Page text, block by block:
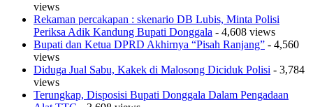
views
Rekaman percakapan : skenario DB Lubis, Minta Polisi
Periksa Adik Kandung Bupati Donggala - 4,608 views
Bupati dan Ketua DPRD Akhirnya “Pisah Ranjang” - 4,560
views
Diduga Jual Sabu, Kakek di Malosong Diciduk Polisi - 3,784
views
Terungkap, Disposisi Bupati Donggala Dalam Pengadaan